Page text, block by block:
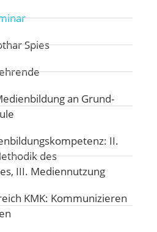
Spies
an Grund-
II.
des
, III. Mediennutzung
KMK: Kommunizieren